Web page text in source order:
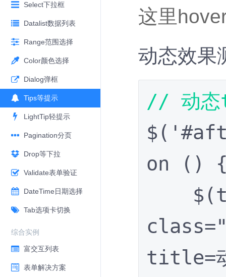
Select下拉框
Datalist数据列表
Range范围选择
Color颜色选择
Dialog弹框
Tips等提示
LightTip轻提示
Pagination分页
Drop等下拉
Validate表单验证
DateTime日期选择
Tab选项卡切换
综合实例
富交互列表
表单解决方案
这里
动态效果
// 动
on ()
title=